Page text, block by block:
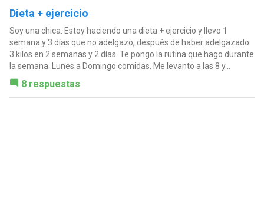
Dieta + ejercicio
Soy una chica. Estoy haciendo una dieta + ejercicio y llevo 1
semana y 3 días que no adelgazo, después de haber adelgazado
3 kilos en 2 semanas y 2 días. Te pongo la rutina que hago durante
la semana. Lunes a Domingo comidas. Me levanto a las 8 y...
8 respuestas